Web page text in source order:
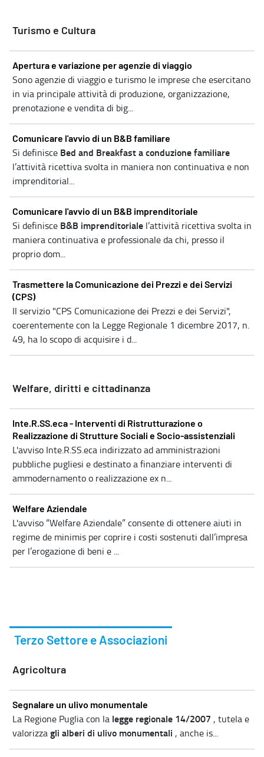
Turismo e Cultura
Apertura e variazione per agenzie di viaggio
Sono agenzie di viaggio e turismo le imprese che esercitano
in via principale attività di produzione, organizzazione,
prenotazione e vendita di big...
Comunicare l'avvio di un B&B familiare
Si definisce Bed and Breakfast a conduzione familiare
l’attività ricettiva svolta in maniera non continuativa e non
imprenditorial...
Comunicare l'avvio di un B&B imprenditoriale
Si definisce B&B imprenditoriale l’attività ricettiva svolta in
maniera continuativa e professionale da chi, presso il
proprio dom...
Trasmettere la Comunicazione dei Prezzi e dei Servizi
(CPS)
Il servizio "CPS Comunicazione dei Prezzi e dei Servizi",
coerentemente con la Legge Regionale 1 dicembre 2017, n.
49, ha lo scopo di acquisire i d...
Welfare, diritti e cittadinanza
Inte.R.SS.eca - Interventi di Ristrutturazione o
Realizzazione di Strutture Sociali e Socio-assistenziali
L'avviso Inte.R.SS.eca indirizzato ad amministrazioni
pubbliche pugliesi e destinato a finanziare interventi di
ammodernamento o realizzazione ex n...
Welfare Aziendale
L'avviso “Welfare Aziendale” consente di ottenere aiuti in
regime de minimis per coprire i costi sostenuti dall’impresa
per l’erogazione di beni e ...
Terzo Settore e Associazioni
Agricoltura
Segnalare un ulivo monumentale
La Regione Puglia con la legge regionale 14/2007 , tutela e
valorizzagli alberi di ulivo monumentali , anche is...